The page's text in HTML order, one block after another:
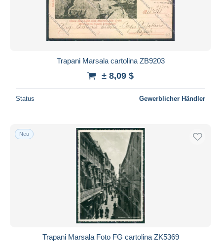
Trapani Marsala cartolina ZB9203
± 8,09 $
Status Gewerblicher Händler
Neu
Trapani Marsala Foto FG cartolina ZK5369